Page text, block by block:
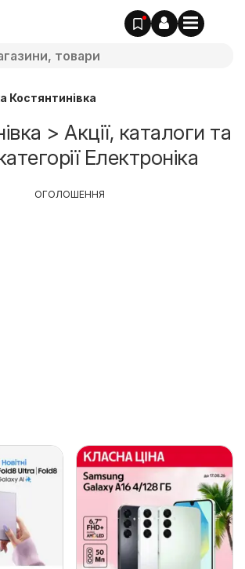
Костянтинівка
> Акції, каталоги та
Електроніка
ОГОЛОШЕННЯ